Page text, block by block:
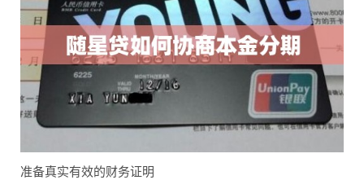
准备真实有效的财务证明